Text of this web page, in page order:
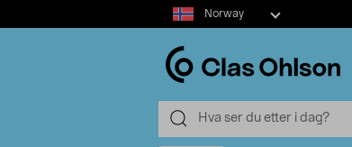
Select
market
Norway